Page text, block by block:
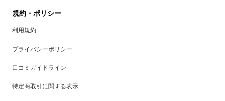
規約・ポリシー
利用規約
プライバシーポリシー
口コミガイドライン
特定商取引に関する表示